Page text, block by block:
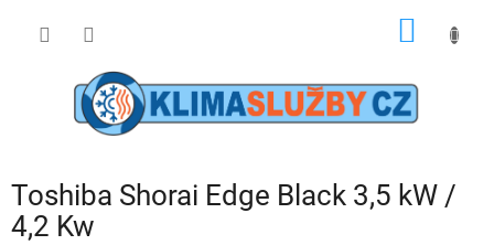
Toshiba Shorai Edge Black 3,5 kW /
4,2 Kw